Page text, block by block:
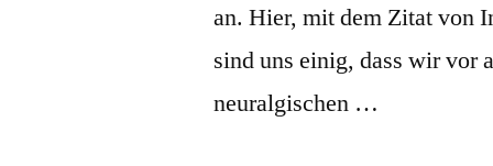
an. Hier, mit dem Zitat von
sind uns einig, dass wir vor
neuralgischen …